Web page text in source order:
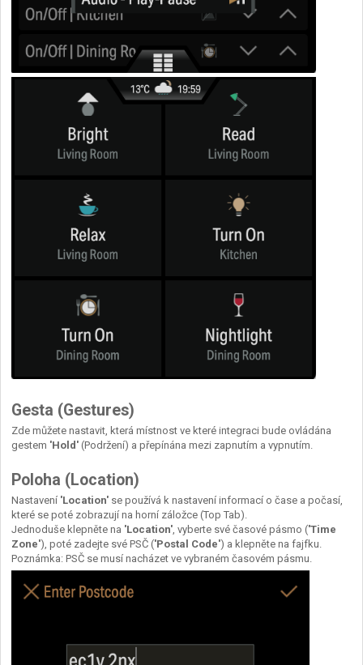
Gesta (Gestures)
Zde můžete nastavit, která místnost ve které integraci bude ovládána
gestem 'Hold' (Podržení) a přepínána mezi zapnutím a vypnutím.
Poloha (Location)
Nastavení 'Location' se používá k nastavení informací o čase a počasí,
které se poté zobrazují na horní záložce (Top Tab).
Jednoduše klepněte na 'Location', vyberte své časové pásmo ('Time
Zone'), poté zadejte své PSČ ('Postal Code') a klepněte na fajfku.
Poznámka: PSČ se musí nacházet ve vybraném časovém pásmu.